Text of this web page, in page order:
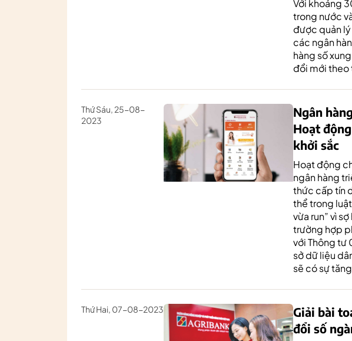
Với khoảng
trong nước
được quản lý
các ngân
hàng số
đổi mới theo
Thứ Sáu, 25-08-
2023
Ngân
Hoạt
khởi sắc
Hoạt động
ngân hàng
thức cấp tín
thể trong
vừa run” vì
trường hợp
với Thông tư
sở dữ liệu
sẽ có sự
Thứ Hai, 07-08-2023
Giải bài
đổi số